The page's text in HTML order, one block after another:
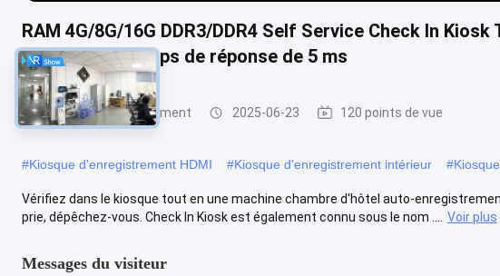
Time
RAM 4G/8G/16G DDR3/DDR4 Self Service Check In
d'hôtel avec temps de réponse de 5 ms
Kiosque d'enregistrement 2025-06-23 120 points de vue
#Kiosque d'enregistrement HDMI #Kiosque d'enregistrement intérieur #
Vérifiez dans le kiosque tout en une machine chambre d'hôtel auto-
prie, dépêchez-vous. Check In Kiosk est également connu sous le nom ....
Voir plus
Messages du visiteur